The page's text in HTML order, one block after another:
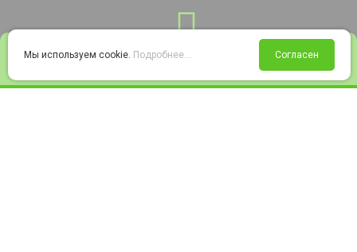
Войти Избранное Корзина
Мы используем cookie. Подробнее... Согласен